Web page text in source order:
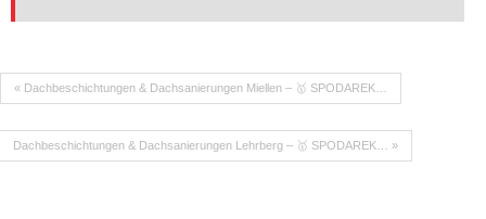
« Dachbeschichtungen & Dachsanierungen Miellen – 🥇 SPODAREK…
Dachbeschichtungen & Dachsanierungen Lehrberg – 🥇 SPODAREK… »